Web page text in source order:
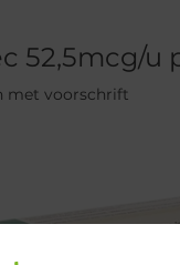
52,5mcg/u
met voorschrift